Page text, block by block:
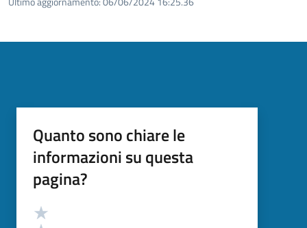
Quanto sono chiare le
informazioni su questa
pagina?
Valutazione